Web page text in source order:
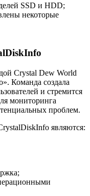
SSD и HDD;
некоторые
Crystal Dew World
Команда создала
и стремится
мониторинга
проблем.
являются: